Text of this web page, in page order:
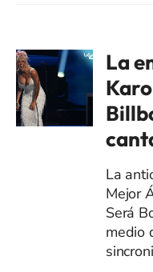
La
La
Mejor
Será
medio